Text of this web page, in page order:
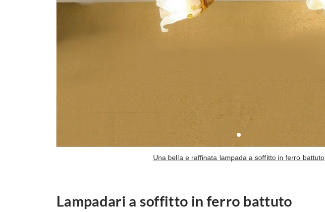
Una bella e raffinata lampada a soffitto in ferro battuto
Lampadari a soffitto in ferro battuto